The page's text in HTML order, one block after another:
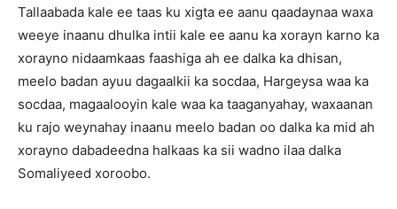
Tallaabada kale ee taas ku xigta ee aanu qaadaynaa waxa
weeye inaanu dhulka intii kale ee aanu ka xorayn karno ka
xorayno nidaamkaas faashiga ah ee dalka ka dhisan,
meelo badan ayuu dagaalkii ka socdaa, Hargeysa waa ka
socdaa, magaalooyin kale waa ka taaganyahay, waxaanan
ku rajo weynahay inaanu meelo badan oo dalka ka mid ah
xorayno dabadeedna halkaas ka sii wadno ilaa dalka
Somaliyeed xoroobo.